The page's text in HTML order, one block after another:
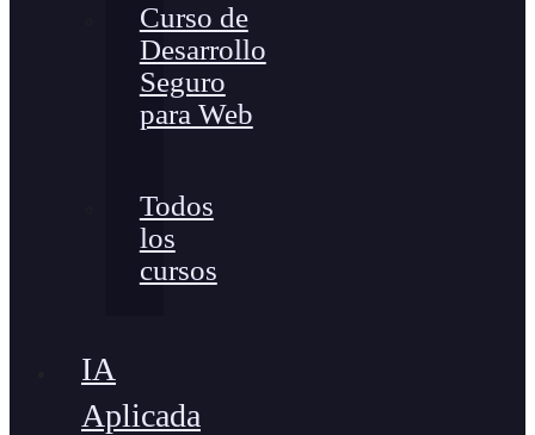
Curso de
Desarrollo
Seguro
para Web
Todos
los
cursos
IA
Aplicada